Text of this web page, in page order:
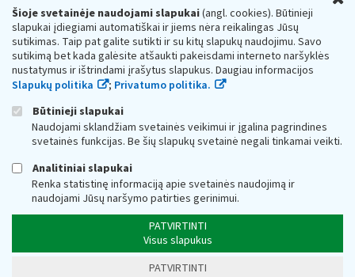
Šioje svetainėje naudojami slapukai(angl. cookies). Būtinieji
slapukai įdiegiami automatiškai ir jiems nėra reikalingas Jūsų
sutikimas. Taip pat galite sutikti ir su kitų slapukų naudojimu. Savo
sutikimą bet kada galėsite atšaukti pakeisdami interneto naršyklės
nustatymus ir ištrindami įrašytus slapukus. Daugiau informacijos
Slapukų politika
; Privatumo politika.
Būtinieji slapukai
Naudojami sklandžiam svetainės veikimui ir įgalina pagrindines
svetainės funkcijas. Be šių slapukų svetainė negali tinkamai veikti.
Analitiniai slapukai
Renka statistinę informaciją apie svetainės naudojimą ir
naudojami Jūsų naršymo patirties gerinimui.
PATVIRTINTI
Visus slapukus
PATVIRTINTI
Respublikos finansų ministerijos
Biudžetinė įstaiga. Juridinio asmens kodas — 188659752,
adresas: Vasario 16-osios g. 14, 01107 Vilnius, Lietuva, el.paštas:
vmi@vmi.lt, E. pristatymo dėžutės adresas 188659752
Duomenys apie Valstybinę mokesčių inspekciją prie Lietuvos
Respublikos finansų ministerijos kaupiami ir saugomi Juridinių